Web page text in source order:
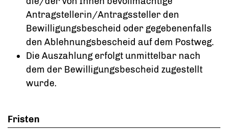
Antragstellerin/Antragssteller den
Bewilligungsbescheid oder gegebenenfalls
den Ablehnungsbescheid auf dem Postweg.
Die Auszahlung erfolgt unmittelbar nach
dem der Bewilligungsbescheid zugestellt
wurde.
Fristen